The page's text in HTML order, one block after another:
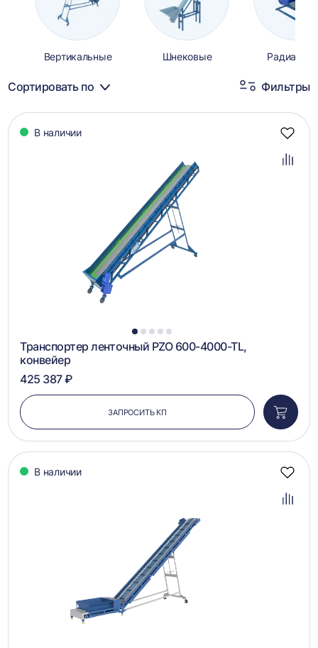
Вертикальные Шнековые
Сортировать по Фильтры
Каталог
товаров
В наличии
1 2 3 4 5
Транспортер ленточный PZO 600-4000-TL,
конвейер
425 387 ₽
ЗАПРОСИТЬ КП
в
В наличии